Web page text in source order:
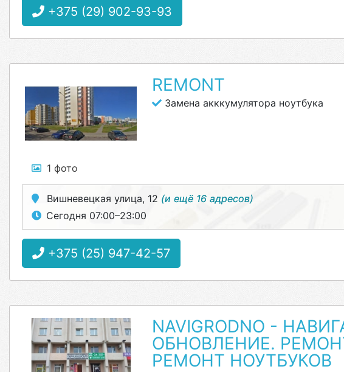
+375 (29) 902-93-93
1 фото
REMONT
Замена акккумулятора ноутбука
Вишневецкая улица, 12 (и ещё 16 адресов)
Сегодня 07:00–23:00
+375 (25) 947-42-57
NAVIGRODNO -
ОБНОВЛЕНИЕ.
РЕМОНТ НОУТБУКОВ